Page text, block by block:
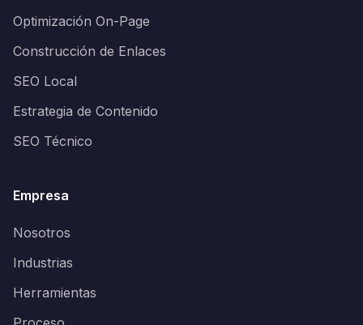
Optimización On-Page
Construcción de Enlaces
SEO Local
Estrategia de Contenido
SEO Técnico
Empresa
Nosotros
Industrias
Herramientas